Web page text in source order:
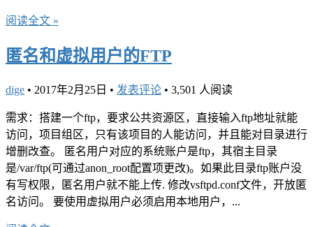
阅读全文 »
匿名和虚拟用户的FTP
dige • 2017年2月25日 • 发表评论 • 3,501 人阅读
需求：搭建一个ftp，要求公共资源区，直接输入ftp地址就能
访问，项目组区，只有该项目的人能访问，并且能对目录进行
增删改查。 匿名用户对应的系统账户是ftp，其宿主目录
是/var/ftp(可通过anon_root配置项更改)。如果此目录ftp账户没
有写权限，匿名用户就不能上传. 修改vsftpd.conf文件，开放匿
名访问。 要使用虚拟用户必须启用本地用户，...